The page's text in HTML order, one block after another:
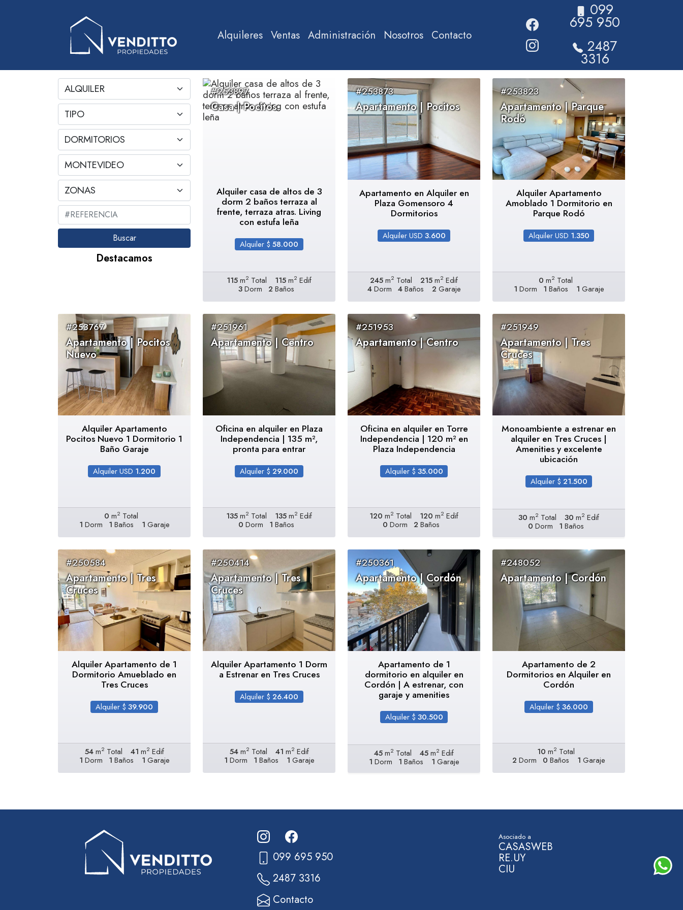
Alquileres Ventas Administración Nosotros Contacto
099
695 950
2487
3316
Destacamos
#253897
Casa | Pocitos
Alquiler casa de altos de 3
dorm 2 baños terraza al
frente, terraza atras. Living
con estufa leña
Alquiler $ 58.000
115m2 Total 115m2 Edif
3Dorm 2 Baños
#253873
Apartamento | Pocitos
Apartamento en Alquiler en
Plaza Gomensoro 4
Dormitorios
Alquiler USD 3.600
245m2 Total 215m2 Edif
4Dorm 4Baños 2 Garaje
#253823
Apartamento | Parque
Rodó
Alquiler Apartamento
Amoblado 1 Dormitorio en
Parque Rodó
Alquiler USD 1.350
0 m2 Total
1 Dorm 1 Baños 1 Garaje
#253767
Apartamento | Pocitos
Nuevo
Alquiler Apartamento
Pocitos Nuevo 1 Dormitorio 1
Baño Garaje
Alquiler USD 1.200
0 m2 Total
1 Dorm 1 Baños 1 Garaje
#251961
Apartamento | Centro
Oficina en alquiler en Plaza
Independencia | 135 m²,
pronta para entrar
Alquiler $ 29.000
135m2 Total 135m2 Edif
0 Dorm 1 Baños
#251953
Apartamento | Centro
Oficina en alquiler en Torre
Independencia | 120 m² en
Plaza Independencia
Alquiler $ 35.000
120 m2 Total 120 m2 Edif
0 Dorm 2 Baños
#251949
Apartamento | Tres
Cruces
Monoambiente a estrenar en
alquiler en Tres Cruces |
Amenities y excelente
ubicación
Alquiler $ 21.500
30 m2 Total 30 m2 Edif
0 Dorm 1 Baños
#250584
Apartamento | Tres
Cruces
Alquiler Apartamento de 1
Dormitorio Amueblado en
Tres Cruces
Alquiler $ 39.900
54m2 Total 41 m2 Edif
1 Dorm 1 Baños 1 Garaje
#250414
Apartamento | Tres
Cruces
Alquiler Apartamento 1 Dorm
a Estrenar en Tres Cruces
Alquiler $ 26.400
54m2 Total 41 m2 Edif
1 Dorm 1 Baños 1 Garaje
#250361
Apartamento | Cordón
Apartamento de 1
dormitorio en alquiler en
Cordón | A estrenar, con
garaje y amenities
Alquiler $ 30.500
45m2 Total 45m2 Edif
1 Dorm 1 Baños 1 Garaje
#248052
Apartamento | Cordón
Apartamento de 2
Dormitorios en Alquiler en
Cordón
Alquiler $ 36.000
10 m2 Total
2 Dorm 0 Baños 1 Garaje
099 695 950
2487 3316
Contacto
Asociado a
CASASWEB
RE.UY
CIU